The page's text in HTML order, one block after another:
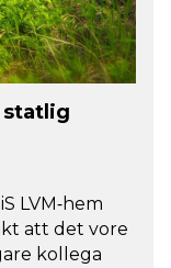
LVM‑hem
att det vore
kollega